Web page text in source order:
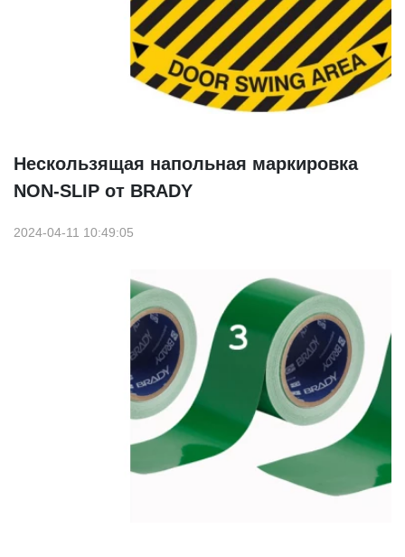
Нескользящая напольная маркировка
NON-SLIP от BRADY
2024-04-11 10:49:05